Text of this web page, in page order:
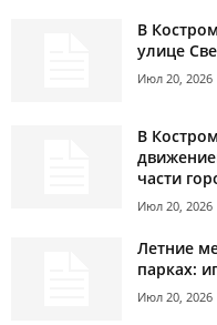
В
улице
Июл 20, 2026
В
части
Июл 20, 2026
Летние
парках:
Июл 20, 2026